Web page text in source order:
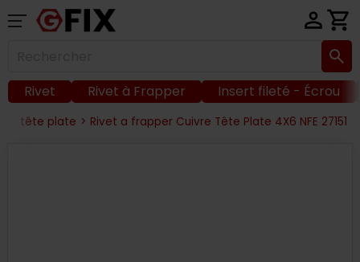
Rivet Rivet à Frapper Insert fileté - Écrou
tête plate > Rivet a frapper Cuivre Tête Plate 4X6 NFE 27151